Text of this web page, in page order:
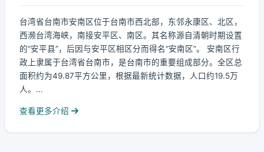
台湾省台南市安南区位于台南市西北部，东邻永康区、北区，
西濒台湾海峡，南接安平区、南区。其名称源自清朝时期设置
的“安平县”，后因与安平区相区分而得名“安南区”。 安南区行
政上隶属于台湾省台南市，是台南市的重要组成部分。全区总
面积约为49.87平方公里，根据最新统计数据，人口约19.5万
人。...
查看更多介绍